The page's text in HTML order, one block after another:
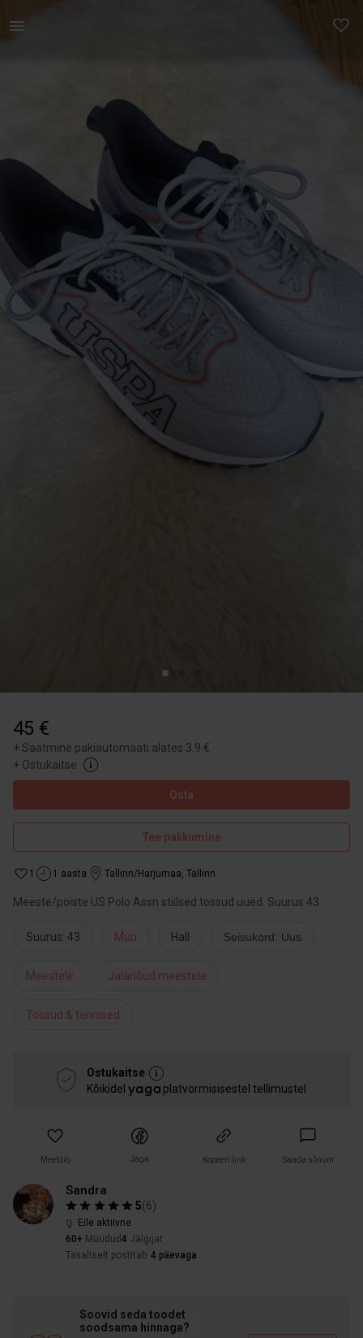
45 €
+Saatmine pakiautomaati alates 3.9 €
+ Ostukaitse
Osta
Tee pakkumine
1 1 aasta Tallinn/Harjumaa, Tallinn
Meeste/poiste US Polo Assn stiilsed tossud uued. Suurus 43
Suurus: 43 Muu Hall Seisukord: Uus
Meestele Jalanõud meestele
Tossud & tennised
Ostukaitse
Kõikidel
platvormisisestel tellimustel
Meeldib Jaga Kopeeri link Saada sõnum
Sandra
5(6)
Eile aktiivne
60+ Müüdud 4 Jälgijat
Tavaliselt postitab 4 päevaga
Soovid seda toodet
soodsama hinnaga?